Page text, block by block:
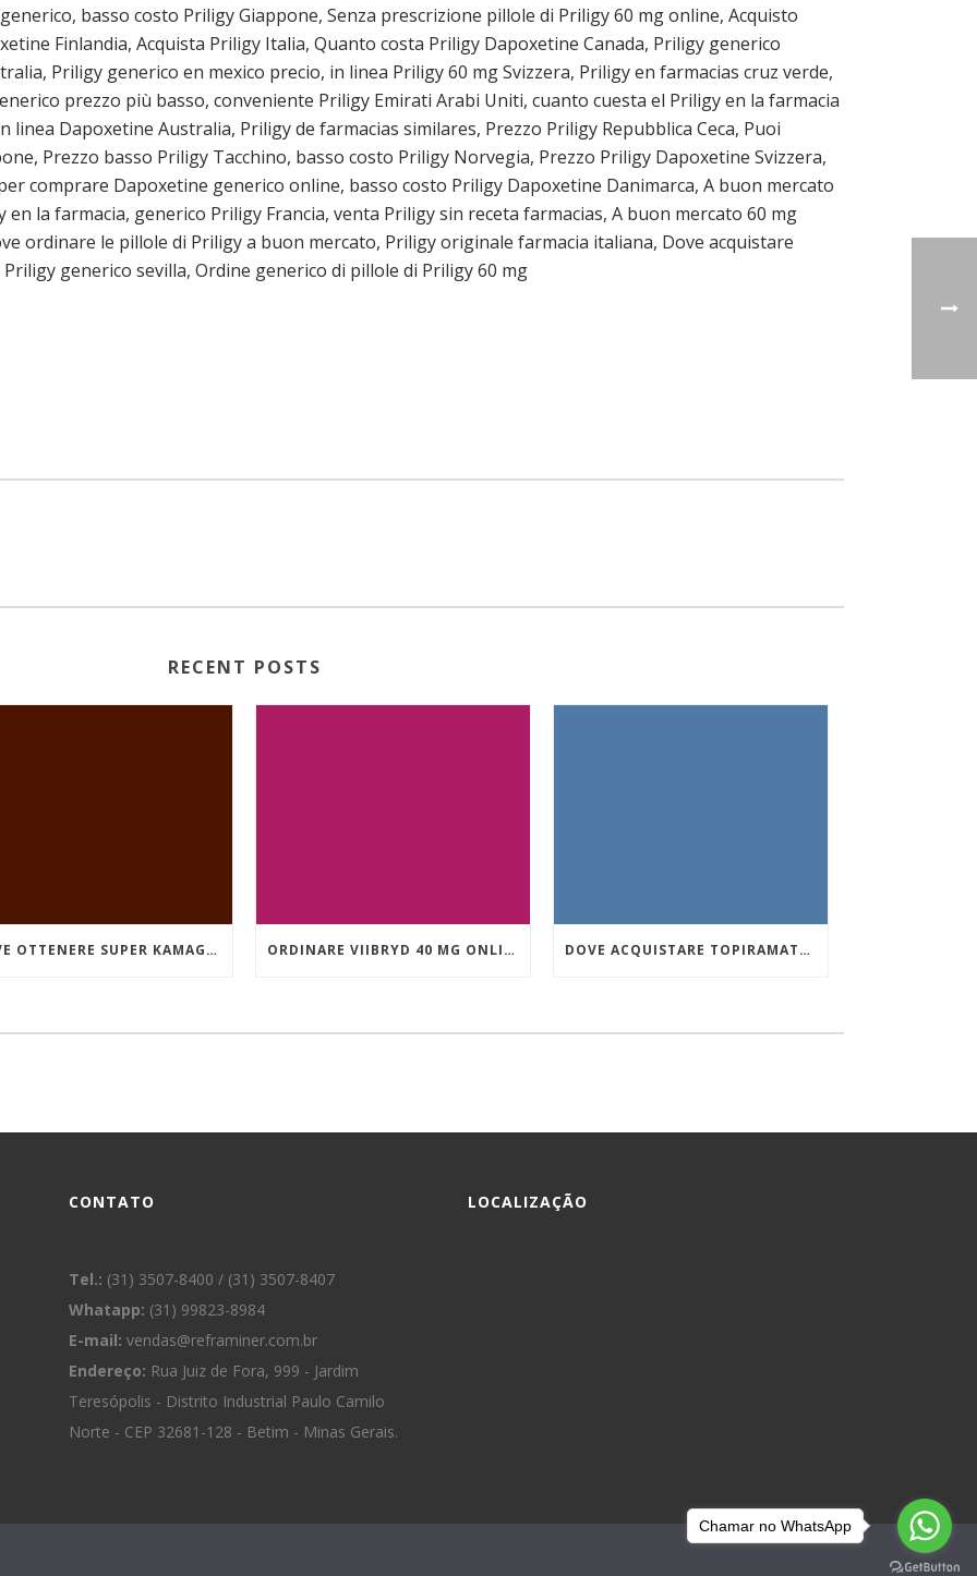
basso costo Priligy Giappone, Senza prescrizione pillole di Priligy 60 mg online, Acquisto
Finlandia, Acquista Priligy Italia, Quanto costa Priligy Dapoxetine Canada, Priligy generico
Priligy generico en mexico precio, in linea Priligy 60 mg Svizzera, Priligy en farmacias cruz verde,
prezzo più basso, conveniente Priligy Emirati Arabi Uniti, cuanto cuesta el Priligy en la farmacia
linea Dapoxetine Australia, Priligy de farmacias similares, Prezzo Priligy Repubblica Ceca, Puoi
Prezzo basso Priligy Tacchino, basso costo Priligy Norvegia, Prezzo Priligy Dapoxetine Svizzera,
comprare Dapoxetine generico online, basso costo Priligy Dapoxetine Danimarca, A buon mercato
la farmacia, generico Priligy Francia, venta Priligy sin receta farmacias, A buon mercato 60 mg
ordinare le pillole di Priligy a buon mercato, Priligy originale farmacia italiana, Dove acquistare
generico sevilla, Ordine generico di pillole di Priligy 60 mg
RECENT POSTS
DOVE OTTENERE SUPER KAMAGRA A BUON MERCATO ORDINARE VIIBRYD 40 MG ONLINE A BASSO COSTO DOVE ACQUISTARE TOPIRAMATE IN EMILIA-ROMAGNA
CONTATO
Tel.: (31) 3507-8400 / (31) 3507-8407
Whatapp: (31) 99823-8984
E-mail: vendas@reframiner.com.br
Endereço: Rua Juiz de Fora, 999 - Jardim
Teresópolis - Distrito Industrial Paulo Camilo
Norte - CEP 32681-128 - Betim - Minas Gerais.
LOCALIZAÇÃO
Chamar no WhatsApp